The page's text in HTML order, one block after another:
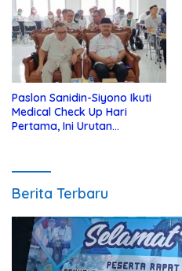
Paslon Sanidin-Siyono Ikuti
Medical Check Up Hari
Pertama, Ini Urutan
Berita Terbaru